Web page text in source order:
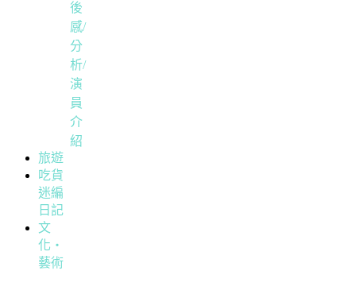
後
感/
分
析/
演
員
介
紹
旅遊
吃貨
迷編
日記
文
化・
藝術